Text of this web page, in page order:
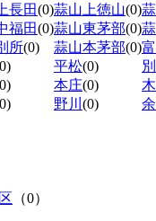
長田(0)蒜山上徳山(0)
福田(0)蒜山東茅部(0)
所(0) 蒜山本茅部(0)
平松(0)
本庄(0)
野川 (0)
（0）